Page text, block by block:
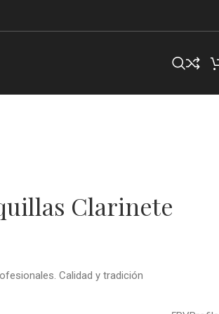
Clarinete
Calidad y tradición